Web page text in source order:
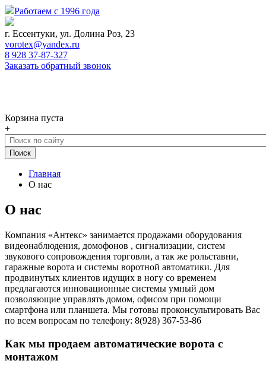
Работаем с 1996 года
г. Ессентуки, ул. Долина Роз, 23
vorotex@yandex.ru
8 928 37-87-327
Заказать обратный звонок
Корзина пуста
+
Главная
О нас
О нас
Компания «Антекс» занимается продажами оборудования
видеонаблюдения, домофонов , сигнализации, систем
звукового сопровождения торговли, а так же рольставни,
гаражные ворота и системы воротной автоматики. Для
продвинутых клиентов идущих в ногу со временем
предлагаются инновационные системы умный дом
позволяющие управлять домом, офисом при помощи
смартфона или планшета. Мы готовы проконсультировать Вас
по всем вопросам по телефону: 8(928) 367-53-86
Как мы продаем автоматические ворота с
монтажом